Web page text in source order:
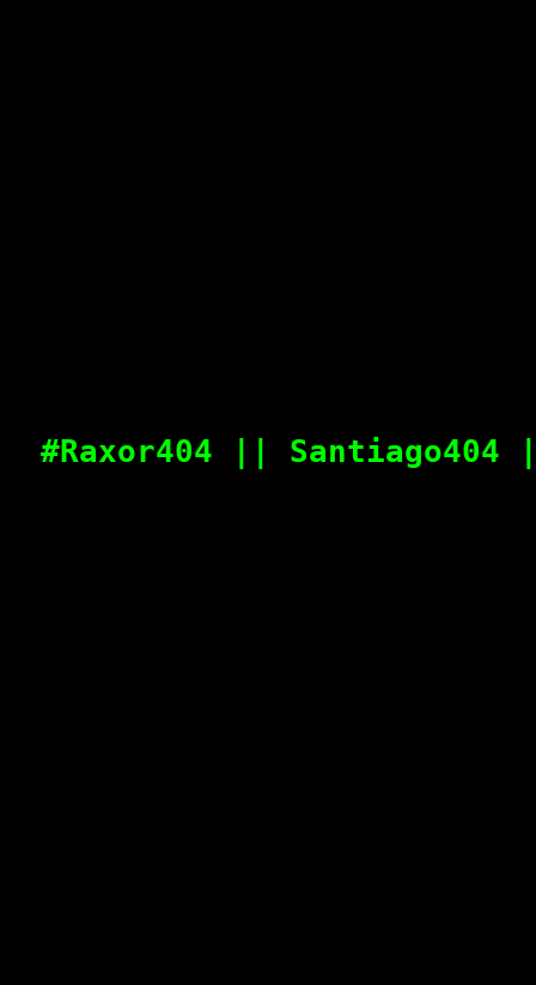
#Raxor404 || Santiago404